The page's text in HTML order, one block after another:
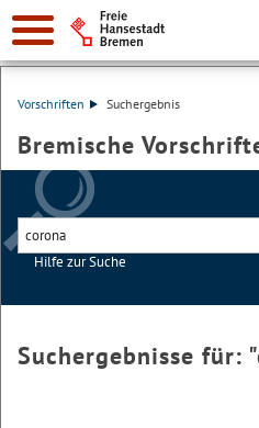
Vorschriften Suchergebnis
Bremische
Hilfe zur Suche
Suchergebnisse für: "